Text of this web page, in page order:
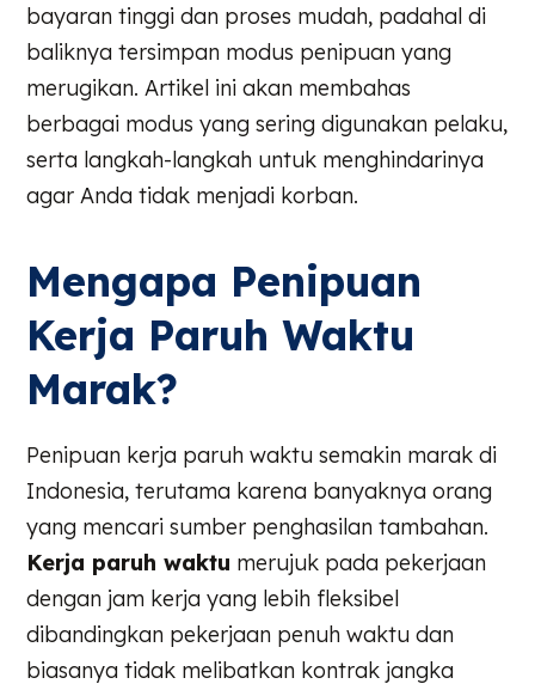
bayaran tinggi dan proses mudah, padahal di
baliknya tersimpan modus penipuan yang
merugikan. Artikel ini akan membahas
berbagai modus yang sering digunakan pelaku,
serta langkah-langkah untuk menghindarinya
agar Anda tidak menjadi korban.
Mengapa Penipuan
Kerja Paruh Waktu
Marak?
Penipuan kerja paruh waktu semakin marak di
Indonesia, terutama karena banyaknya orang
yang mencari sumber penghasilan tambahan.
Kerja paruh waktu merujuk pada pekerjaan
dengan jam kerja yang lebih fleksibel
dibandingkan pekerjaan penuh waktu dan
biasanya tidak melibatkan kontrak jangka